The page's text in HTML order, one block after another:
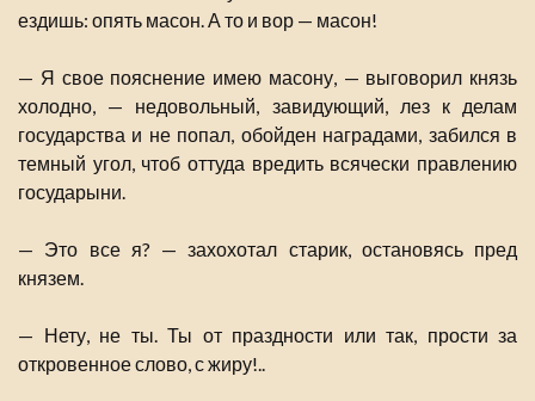
ездишь: опять масон. А то и вор — масон!
— Я свое пояснение имею масону, — выговорил князь
холодно, — недовольный, завидующий, лез к делам
государства и не попал, обойден наградами, забился в
темный угол, чтоб оттуда вредить всячески правлению
государыни.
— Это все я? — захохотал старик, остановясь пред
князем.
— Нету, не ты. Ты от праздности или так, прости за
откровенное слово, с жиру!..